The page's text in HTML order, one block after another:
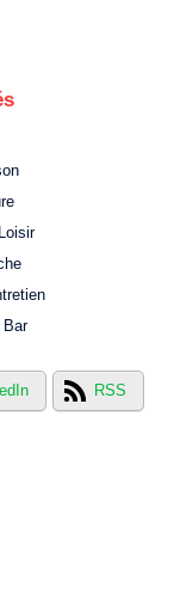
Bar
RSS